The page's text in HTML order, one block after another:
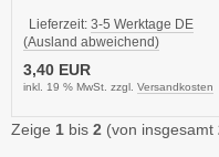
Lieferzeit: 3-5 Werktage DE
(Ausland abweichend)
3,40 EUR
inkl. 19 % MwSt. zzgl. Versandkosten
Zeige 1 bis 2 (von insgesamt